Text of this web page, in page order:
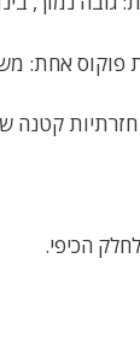
פוקוס אחת:
קטנה
הכיפי.